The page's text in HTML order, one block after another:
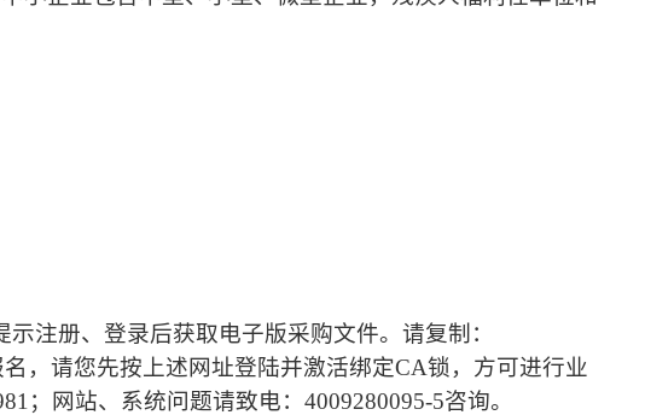
注册、登录后获取电子版采购文件。请复制：
，请您先按上述网址登陆并激活绑定CA锁，方可进行业
；网站、系统问题请致电：4009280095-5咨询。